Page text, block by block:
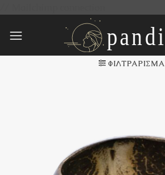
περιεχόμενο
ΦΙΛΤΡΆΡΙΣΜΑ